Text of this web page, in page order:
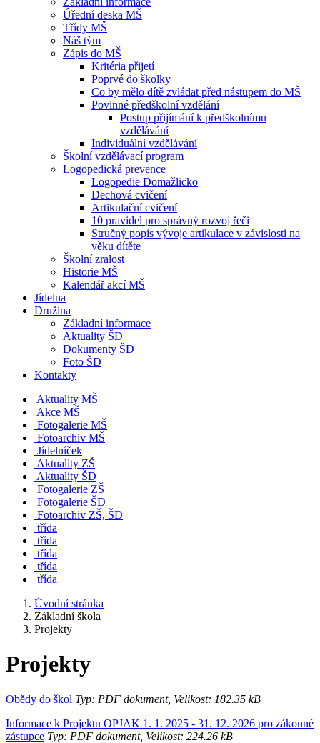
Úřední deska MŠ
Třídy MŠ
Náš tým
Zápis do MŠ
Kritéria přijetí
Poprvé do školky
Co by mělo dítě zvládat před nástupem do MŠ
Povinné předškolní vzdělání
Postup přijímání k předškolnímu
vzdělávání
Individuální vzdělávání
Školní vzdělávací program
Logopedická prevence
Logopedie Domažlicko
Dechová cvičení
Artikulační cvičení
10 pravidel pro správný rozvoj řeči
Stručný popis vývoje artikulace v závislosti na
věku dítěte
Školní zralost
Historie MŠ
Kalendář akcí MŠ
Jídelna
Družina
Základní informace
Aktuality ŠD
Dokumenty ŠD
Foto ŠD
Kontakty
Aktuality MŠ
Akce MŠ
Fotogalerie MŠ
Fotoarchiv MŠ
Jídelníček
Aktuality ZŠ
Aktuality ŠD
Fotogalerie ZŠ
Fotogalerie ŠD
Fotoarchiv ZŠ, ŠD
třída
třída
třída
třída
třída
Úvodní stránka
Základní škola
Projekty
Projekty
Obědy do škol Typ: PDF dokument, Velikost: 182.35 kB
Informace k Projektu OPJAK 1. 1. 2025 - 31. 12. 2026 pro zákonné
zástupce Typ: PDF dokument, Velikost: 224.26 kB